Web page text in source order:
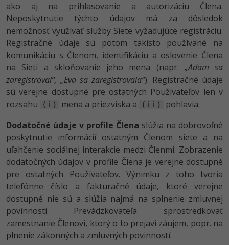
ako aj na prihlasovanie a autorizáciu Člena.
Neposkytnutie týchto údajov má za dôsledok
nemožnosť využívať služby Siete vyžadujúce registráciu.
Registračné údaje sú potom takisto používané na
komunikáciu s Členom, identifikáciu a oslovenie Člena
na Sieti a skloňovanie jeho mena (napr. „Adam sa
zaregistroval“, „Eva sa zaregistrovala“). Registračné údaje
sú verejne dostupné pre ostatných Používateľov len v
rozsahu
(i) mena a priezviska a (ii)
pohlavia.
Dodatočné údaje v profile Člena slúžia na dobrovoľné
poskytnutie informácií ostatným Členom siete a na
uľahčenie sociálnej interakcie medzi Členmi. Zobrazenie
dodatočných údajov v profile Člena je verejne dostupné
pre ostatných Používateľov. Výnimku z toho tvoria
telefónne číslo a fakturačné údaje, ktoré verejne
dostupné nie sú a slúžia najmä na splnenie zmluvnej
povinnosti Prevádzkovateľa sprostredkovať
zamestnanie Členovi, ktorý o to prejaví záujem, popr. na
plnenie zákonných a zmluvných povinností.